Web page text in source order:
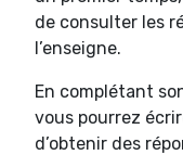
de consulter les
l’enseigne.
En complétant
vous pourrez
d’obtenir des